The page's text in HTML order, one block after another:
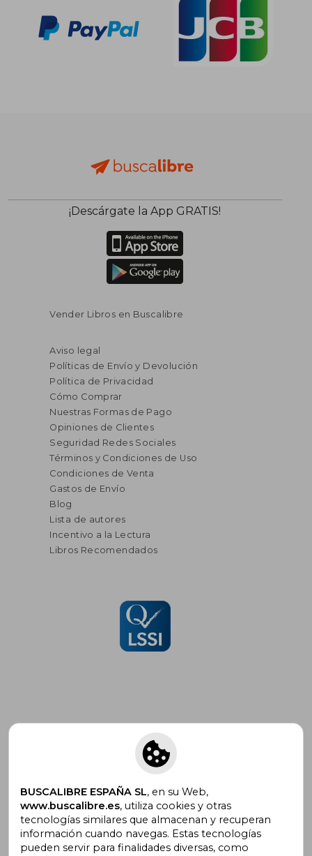
¡Descárgate la App GRATIS!
Vender Libros en Buscalibre
Aviso legal
Políticas de Envío y Devolución
Política de Privacidad
Cómo Comprar
Nuestras Formas de Pago
Opiniones de Clientes
Seguridad Redes Sociales
Términos y Condiciones de Uso
Condiciones de Venta
Gastos de Envío
Blog
Lista de autores
Incentivo a la Lectura
Libros Recomendados
Suscríbete para recibir ofertas y
promociones
¿Necesitas ayuda?
BUSCALIBRE ESPAÑA SL, en su Web,
www.buscalibre.es, utiliza cookies y otras
tecnologías similares que almacenan y recuperan
información cuando navegas. Estas tecnologías
pueden servir para finalidades diversas, como